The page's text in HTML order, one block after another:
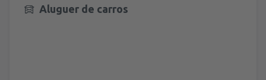
Aluguer de carros